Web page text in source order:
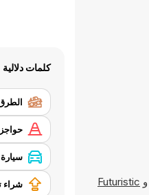
و Futuristic
كلمات دلالية
حواجز
سيارة